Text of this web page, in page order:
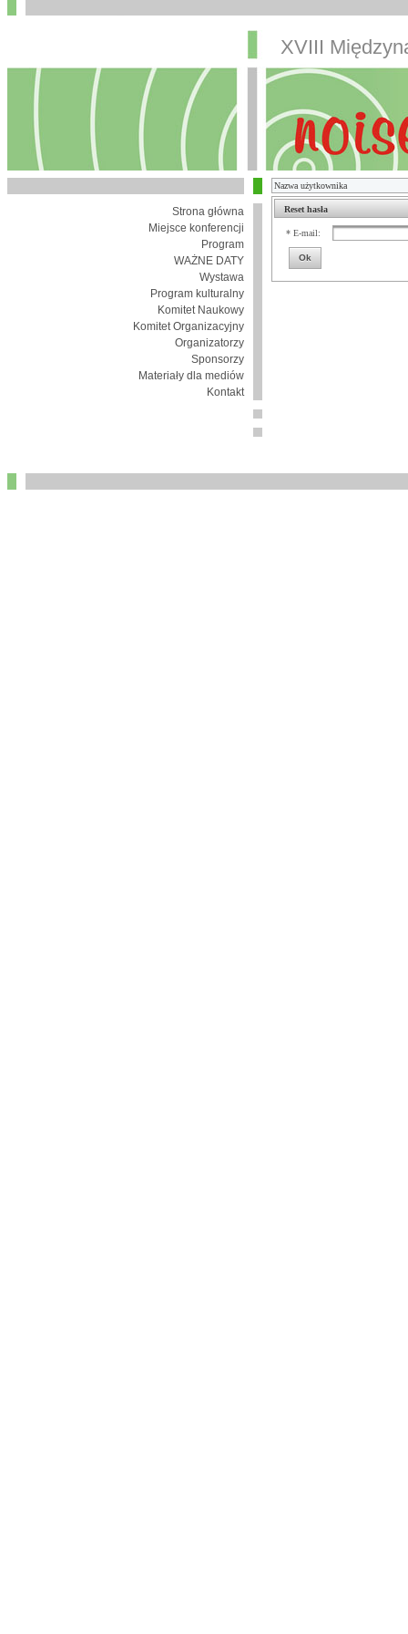
XVIII
Strona główna
Miejsce konferencji
Program
WAŻNE DATY
Wystawa
Program kulturalny
Komitet Naukowy
Komitet Organizacyjny
Organizatorzy
Sponsorzy
Materiały dla mediów
Kontakt
Reset hasła
* E-mail:
Ok